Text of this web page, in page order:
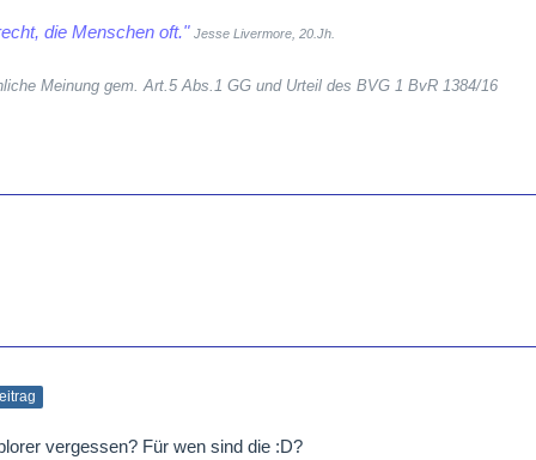
die Menschen oft." Jesse Livermore, 20.Jh.
Meinung gem. Art.5 Abs.1 GG und Urteil des BVG 1 BvR 1384/16
vergessen? Für wen sind die :D?